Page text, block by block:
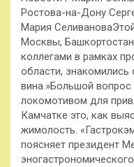
Ростова-на-Дону
Мария
Москвы,
коллегами в рамках
области,
вина.»Большой
локомотивом для
Камчатке это, как
жимолость.
поясняет президент